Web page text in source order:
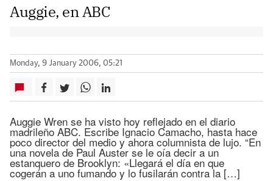
Auggie, en ABC
Monday, 9 January 2006, 05:21
Auggie Wren se ha visto hoy reflejado en el diario
madrileño ABC. Escribe Ignacio Camacho, hasta hace
poco director del medio y ahora columnista de lujo. “En
una novela de Paul Auster se le oía decir a un
estanquero de Brooklyn: «Llegará el día en que
cogerán a uno fumando y lo fusilarán contra la […]